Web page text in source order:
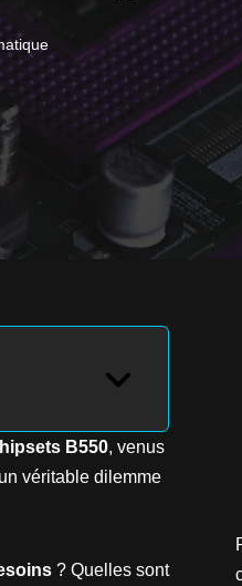
B550, venus
véritable dilemme
? Quelles sont